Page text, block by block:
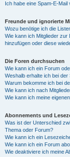
Ich habe eine Spam-E-
Freunde und ignorierte
Wozu benötige ich die
Wie kann ich Mitglieder
hinzufügen oder diese
Die Foren durchsuchen
Wie kann ich ein Forum
Weshalb erhalte ich bei
Warum bekomme ich bei
Wie kann ich nach
Wie kann ich meine
Abonnements und
Was ist der Unterschied
Thema oder Forum?
Wie kann ich ein
Wie kann ich ein Forum
Wie deaktiviere ich meine